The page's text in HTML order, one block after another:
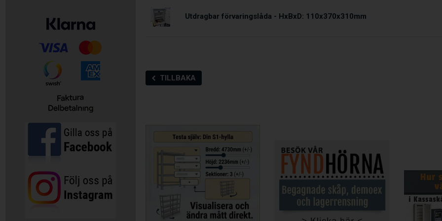
Utdragbar förvaringslåda - HxBxD: 110x370x310mm
TILLBAKA